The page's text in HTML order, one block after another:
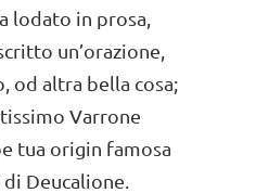
lodato in prosa,
un’orazione,
od altra bella cosa;
Varrone
tua origin famosa
Deucalione.